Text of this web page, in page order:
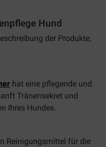
Hund
der Produkte,
hat eine pflegende und
Tränensekret und
Ihres Hundes.
Reinigungsmittel für die